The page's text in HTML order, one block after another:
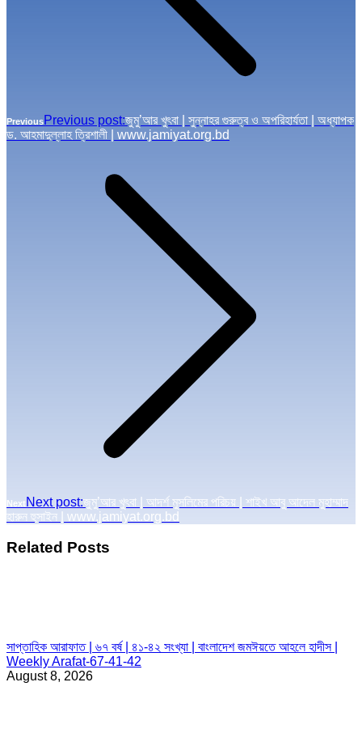
PreviousPrevious post:জুমু’আর খুৎবা | সুন্নাহর গুরুত্ব ও অপরিহার্যতা | অধ্যাপক
ড. আহমাদুল্লাহ ত্রিশালী | www.jamiyat.org.bd
Next Next post:জুমু’আর খুৎবা | আদর্শ মুসলিমের পরিচয় | শাইখ আবু আদেল মুহাম্মাদ
হারুন হুসাইন | www.jamiyat.org.bd
Related Posts
সাপ্তাহিক আরাফাত | ৬৭ বর্ষ | ৪১-৪২ সংখ্যা | বাংলাদেশ জমঈয়তে আহলে হাদীস |
Weekly Arafat-67-41-42
August 8, 2026